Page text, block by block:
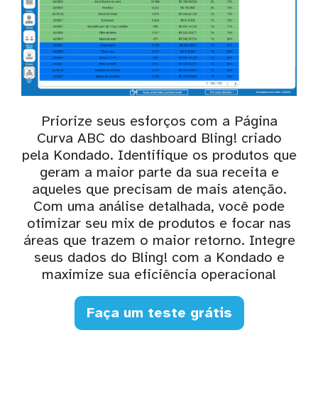
Priorize seus esforços com a Página
Curva ABC do dashboard Bling! criado
pela Kondado. Identifique os produtos que
geram a maior parte da sua receita e
aqueles que precisam de mais atenção.
Com uma análise detalhada, você pode
otimizar seu mix de produtos e focar nas
áreas que trazem o maior retorno. Integre
seus dados do Bling! com a Kondado e
maximize sua eficiência operacional
Faça um teste grátis